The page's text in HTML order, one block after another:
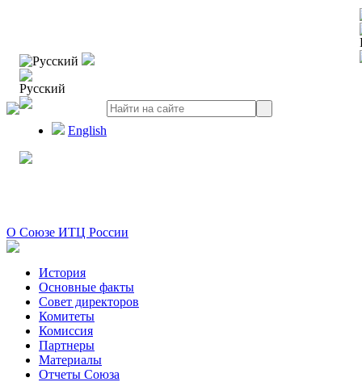
Русский
Русский
English
О Союзе ИТЦ России
История
Основные факты
Совет директоров
Комитеты
Комиссия
Партнеры
Материалы
Отчеты Союза